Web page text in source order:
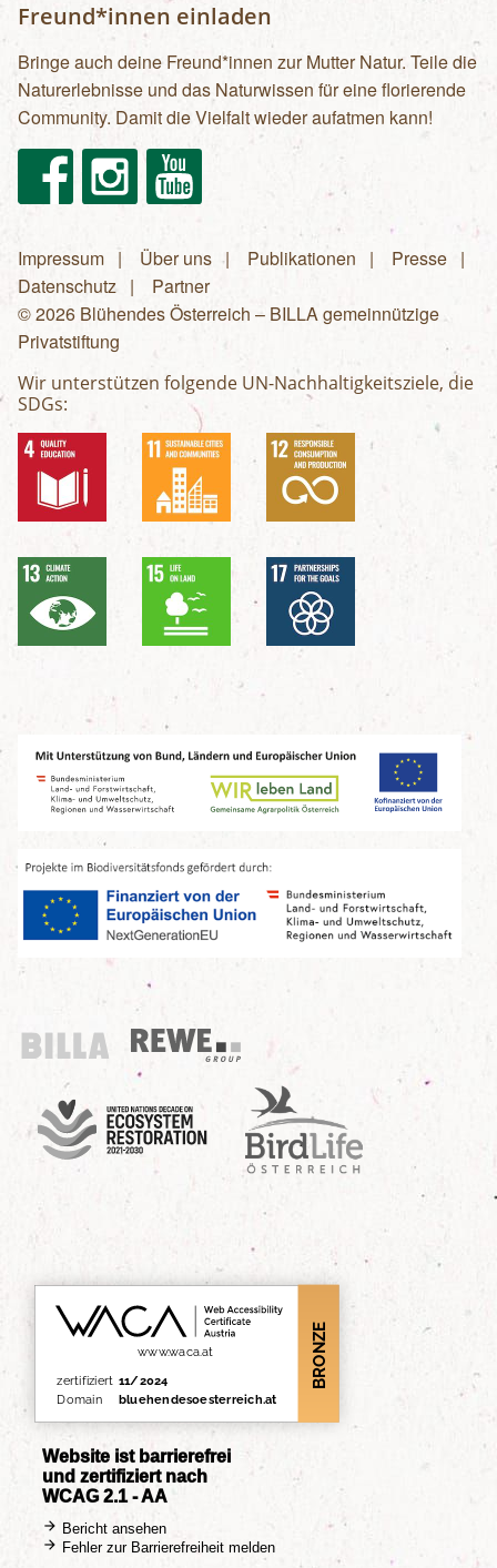
Freund*innen einladen
Bringe auch deine Freund*innen zur Mutter Natur. Teile die
Naturerlebnisse und das Naturwissen für eine florierende
Community. Damit die Vielfalt wieder aufatmen kann!
FacebookInstagram Youtube
Fußzeilenmenü
Impressum Über uns Publikationen
Presse
Datenschutz
Partner
© 2026 Blühendes Österreich – BILLA gemeinnützige
Privatstiftung
Wir unterstützen folgende UN-Nachhaltigkeitsziele, die
SDGs:
Billa
REWE Group
UN Decade
Birdlife